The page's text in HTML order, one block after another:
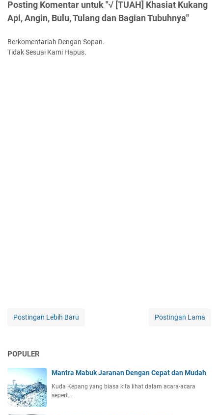
Posting Komentar untuk "√ [TUAH] Khasiat Kukang
Api, Angin, Bulu, Tulang dan Bagian Tubuhnya"
Berkomentarlah Dengan Sopan.
Tidak Sesuai Kami Hapus.
Postingan Lebih Baru Postingan Lama
POPULER
Mantra Mabuk Jaranan Dengan Cepat dan Mudah
Kuda Kepang yang biasa kita lihat dalam acara-acara
sepert…